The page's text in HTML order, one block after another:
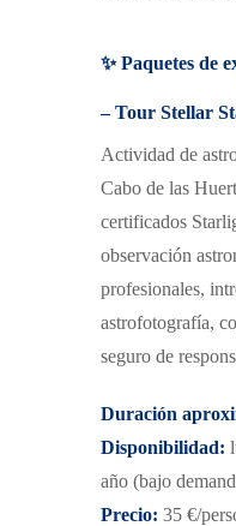
✨ Paquetes de
– Tour Stellar
Actividad de
Cabo de las
certificados
observación
profesionales, i
astrofotografía, c
seguro de
Duración
Disponibilidad:
año (bajo
Precio: 35 €/